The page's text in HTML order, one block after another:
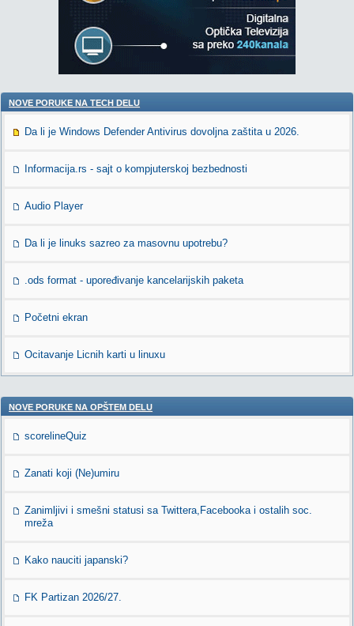
NOVE PORUKE NA TECH DELU
Da li je Windows Defender Antivirus dovoljna zaštita u 2026.
Informacija.rs - sajt o kompjuterskoj bezbednosti
Audio Player
Da li je linuks sazreo za masovnu upotrebu?
.ods format - upoređivanje kancelarijskih paketa
Početni ekran
Ocitavanje Licnih karti u linuxu
NOVE PORUKE NA OPŠTEM DELU
scorelineQuiz
Zanati koji (Ne)umiru
Zanimljivi i smešni statusi sa Twittera,Facebooka i ostalih soc.
mreža
Kako nauciti japanski?
FK Partizan 2026/27.